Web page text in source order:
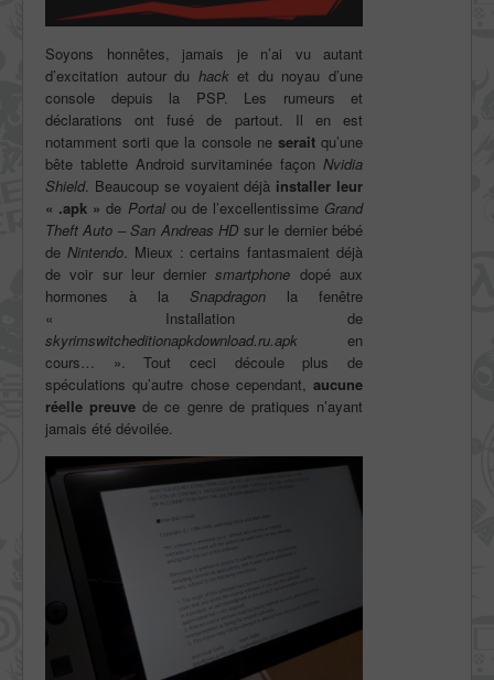
Soyons honnêtes, jamais je n’ai vu autant
d’excitation autour du hacket du noyau d’une
console depuis la PSP. Les rumeurs et
déclarations ont fusé de partout. Il en est
notamment sorti que la console ne seraitqu’une
bête tablette Android survitaminée façon Nvidia
Shield. Beaucoup se voyaient déjà installer leur
« .apk » de Portalou de l’excellentissime Grand
Theft Auto – San Andreas HD sur le dernier bébé
de Nintendo. Mieux : certains fantasmaient déjà
de voir sur leur derniersmartphone dopé aux
hormones à la Snapdragon la fenêtre
« Installation de
skyrimswitcheditionapkdownload.ru.apk en
cours… ». Tout ceci découle plus de
spéculations qu’autre chose cependant, aucune
réelle preuve de ce genre de pratiques n’ayant
jamais été dévoilée.